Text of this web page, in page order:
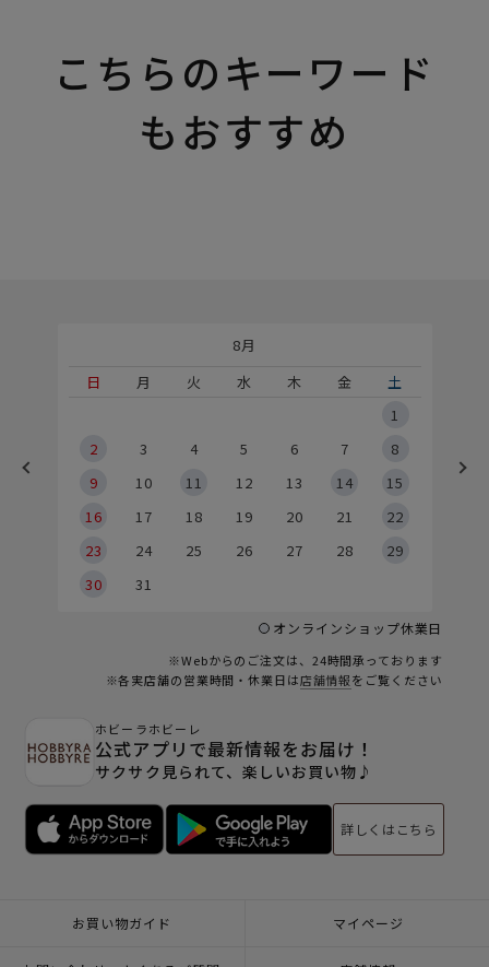
こちらのキーワード
もおすすめ
8月
日
月 火 水 木 金
土
1
2
3 4 5 6 7
8
9
10 11 12 13 14
15
16
17 18 19 20 21
22
23
24 25 26 27 28
29
30
31
オンラインショップ休業日
※Webからのご注文は、24時間承っております
※各実店舗の営業時間・休業日は店舗情報をご覧ください
ホビーラホビーレ
公式アプリで最新情報をお届け！
サクサク見られて、楽しいお買い物♪
詳しくはこちら
お買い物ガイド マイページ